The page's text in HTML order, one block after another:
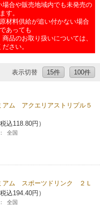
点課題
トショッピング
合や販売地域内でも未発売の
す。
材料供給が追い付かない場合
あっても
品のお取り扱いについては、
さい。
表示切替 15件 100件
アム アクエリアストリプル５
込118.80円）
全国
アム スポーツドリンク ２Ｌ
込194.40円）
全国